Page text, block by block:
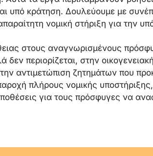
υπό κράτηση. Δουλεύουμε με
νομική στήριξη για την
στους αναγνωρισμένους
περιορίζεται, στην
αντιμετώπιση ζητημάτων που
πλήρους νομικής
για τους πρόσφυγες να